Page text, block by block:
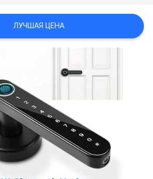
ЛУЧШАЯ ЦЕНА